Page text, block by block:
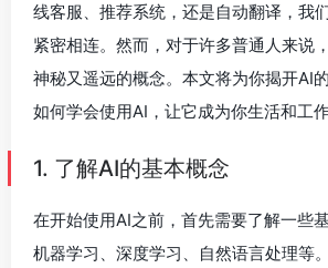
线客服、推荐系统，还是自动翻译，我
紧密相连。然而，对于许多普通人来说
神秘又遥远的概念。本文将为你揭开AI
如何学会使用AI，让它成为你生活和工
1. 了解AI的基本概念
在开始使用AI之前，首先需要了解一些
机器学习、深度学习、自然语言处理等